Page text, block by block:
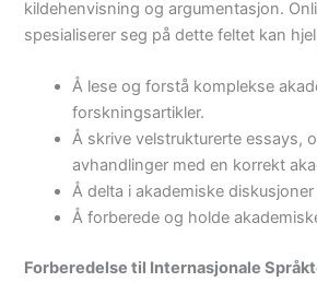
kildehenvisning og argumentasjon.
spesialiserer seg på dette feltet kan
Å lese og forstå komplekse
forskningsartikler.
Å skrive velstrukturerte essays,
avhandlinger med en korrekt
Å delta i akademiske
Å forberede og holde
Forberedelse til Internasjonale